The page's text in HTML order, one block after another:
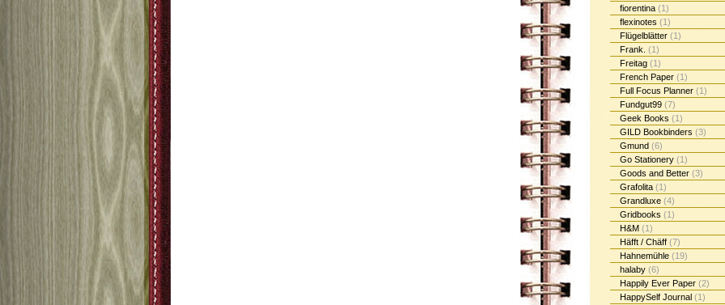
fiorentina (1)
flexinotes (1)
Flügelblätter (1)
Frank. (1)
Freitag (1)
French Paper (1)
Full Focus Planner (1)
Fundgut99 (7)
Geek Books (1)
GILD Bookbinders (3)
Gmund (6)
Go Stationery (1)
Goods and Better (3)
Grafolita (1)
Grandluxe (4)
Gridbooks (1)
H&M (1)
Häfft / Chäff (7)
Hahnemühle (19)
halaby (6)
Happily Ever Paper (2)
HappySelf Journal (1)